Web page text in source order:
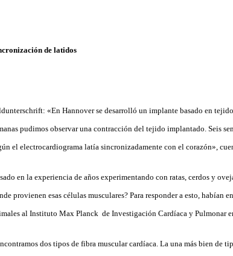
de latidos
«En Hannover se desarrolló un implante basado en
pudimos observar una contracción del tejido implantado. Seis
el electrocardiograma latía sincronizadamente con el corazón»,
en la experiencia de años experimentando con ratas, cerdos y
provienen esas células musculares? Para responder a esto, habían
al Instituto Max Planck de Investigación Cardíaca y Pulmonar
dos tipos de fibra muscular cardíaca. La una más bien de